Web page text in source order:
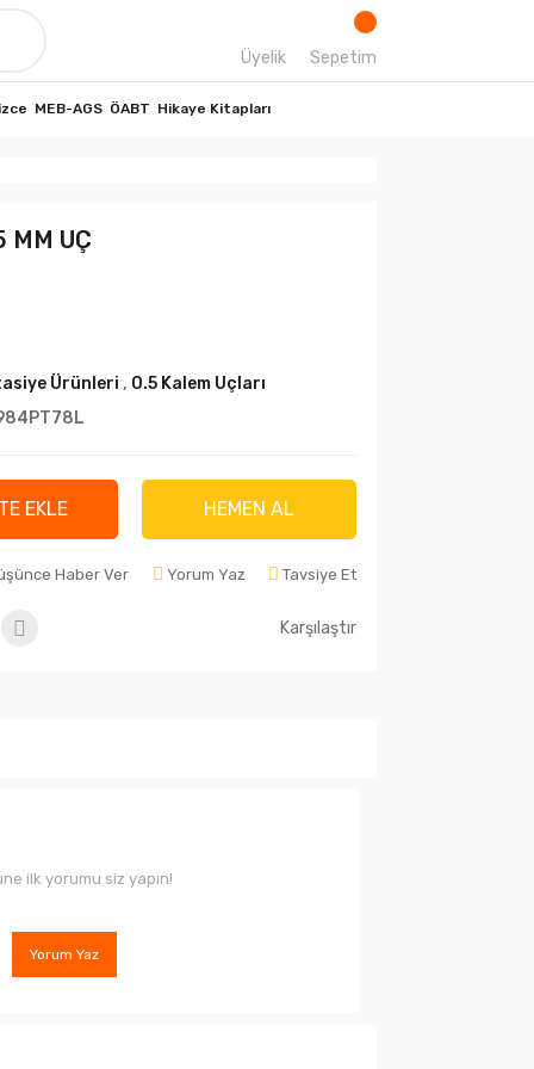
Üyelik Sepetim
MEB-AGS ÖABT Hikaye Kitapları
MM UÇ
Ürünleri , 0.5 Kalem Uçları
EKLE HEMEN AL
Haber Ver Yorum Yaz Tavsiye Et
Karşılaştır
ilk yorumu siz yapın!
Yorum Yaz